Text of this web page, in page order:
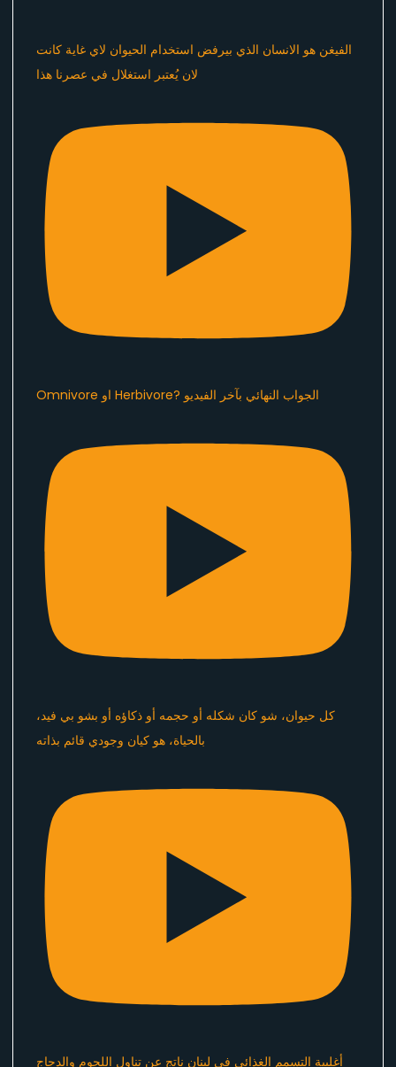
الفيغن هو الانسان الذي بيرفض استخدام الحيوان لاي غاية كانت
Omnivore او Herbivore? الجواب النهائي بآخر الفيديو
كل حيوان، شو كان شكله أو حجمه أو ذكاؤه أو بشو بي فيد،
بالحياة، هو كيان وجودي قائم بذاته
أغلبية التسمم الغذائي في لبنان ناتج عن تناول اللحوم والدجاج